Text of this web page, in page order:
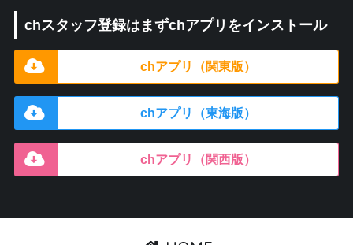
chスタッフ登録はまずchアプリをインストール
chアプリ（関東版）
chアプリ（東海版）
chアプリ（関西版）